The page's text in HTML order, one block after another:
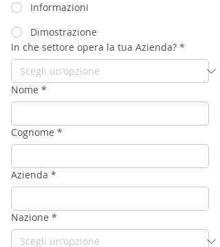
Informazioni
Dimostrazione
In che settore opera la tua Azienda? *
Nome *
Cognome *
Azienda *
Nazione *